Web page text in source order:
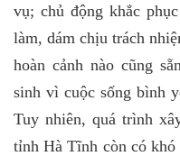
vụ; chủ động khắc
làm, dám chịu trách
hoàn cảnh nào cũng
sinh vì cuộc sống bình
Tuy nhiên, quá trình
tỉnh Hà Tĩnh còn có khó